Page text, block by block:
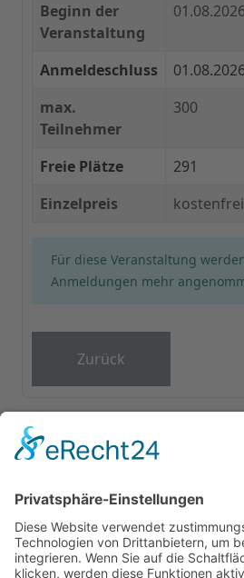
Beginn der
Veranstaltung
01.08.2026
Anmeldeschluss
max.
Teilnehmer
300
Freie Plätze
291
Einzelpreis
kostenfrei
Für diese Veranstaltung
Anmeldungen mehr
Zurück